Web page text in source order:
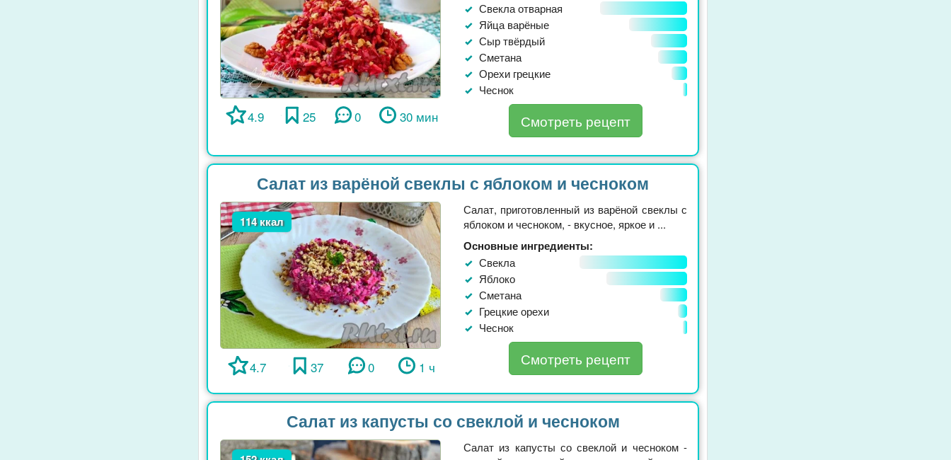
4.9 25 0 30 мин
Свекла отварная
Яйца варёные
Сыр твёрдый
Сметана
Орехи грецкие
Чеснок
Смотреть рецепт
Салат из варёной свеклы с яблоком и чесноком
114 ккал
4.7 37 0 1 ч
Салат, приготовленный из варёной свеклы с
яблоком и чесноком, - вкусное, яркое и ...
Основные ингредиенты:
Свекла
Яблоко
Сметана
Грецкие орехи
Чеснок
Смотреть рецепт
Салат из капусты со свеклой и чесноком
Салат из капусты со свеклой и чесноком -